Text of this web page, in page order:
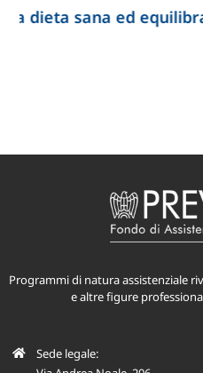
apre nuove
Programmi di natura assistenziale